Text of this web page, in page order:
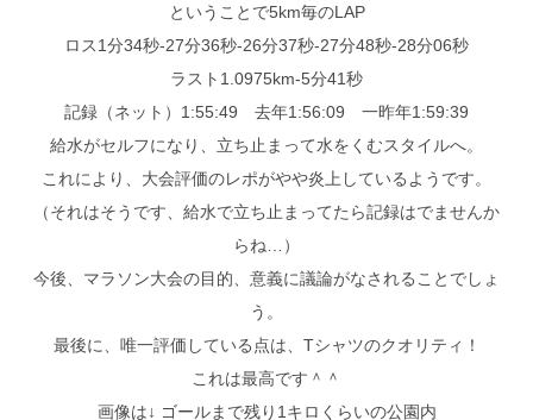
ということで5km毎のLAP
ロス1分34秒-27分36秒-26分37秒-27分48秒-28分06秒
ラスト1.0975km-5分41秒
記録（ネット）1:55:49 去年1:56:09 一昨年1:59:39
給水がセルフになり、立ち止まって水をくむスタイルへ。
これにより、大会評価のレポがやや炎上しているようです。
（それはそうです、給水で立ち止まってたら記録はでませんか
らね…）
今後、マラソン大会の目的、意義に議論がなされることでしょ
う。
最後に、唯一評価している点は、Tシャツのクオリティ！
これは最高です＾＾
画像は↓ ゴールまで残り1キロくらいの公園内